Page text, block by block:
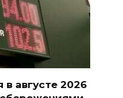
августе 2026